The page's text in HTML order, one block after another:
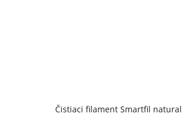
Čistiaci filament Smartfil